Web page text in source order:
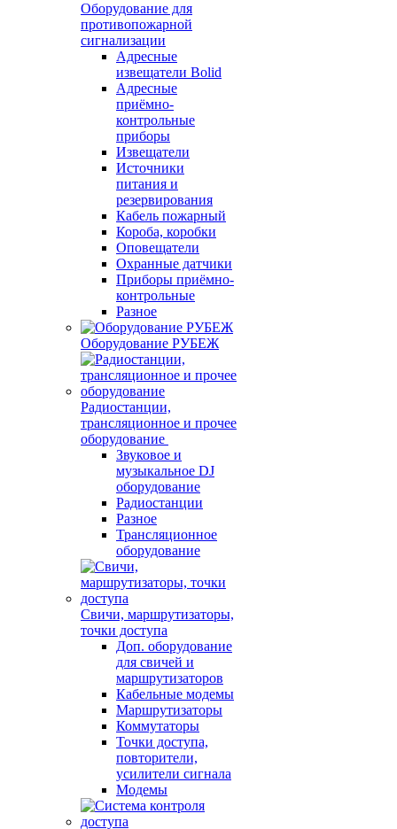
Оборудование для
противопожарной
сигнализации
Адресные
извещатели Bolid
Адресные
приёмно-
контрольные
приборы
Извещатели
Источники
питания и
резервирования
Кабель пожарный
Короба, коробки
Оповещатели
Охранные датчики
Приборы приёмно-
контрольные
Разное
Оборудование РУБЕЖ
Радиостанции,
трансляционное и прочее
оборудование
Звуковое и
музыкальное DJ
оборудование
Радиостанции
Разное
Трансляционное
оборудование
Свичи, маршрутизаторы,
точки доступа
Доп. оборудование
для свичей и
маршрутизаторов
Кабельные модемы
Маршрутизаторы
Коммутаторы
Точки доступа,
повторители,
усилители сигнала
Модемы